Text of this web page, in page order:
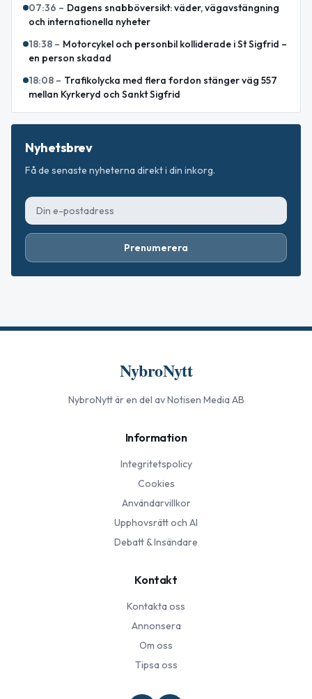
07:36 – Dagens snabböversikt: väder, vägavstängning
och internationella nyheter
18:38 – Motorcykel och personbil kolliderade i St Sigfrid –
en person skadad
18:08 – Trafikolycka med flera fordon stänger väg 557
mellan Kyrkeryd och Sankt Sigfrid
Nyhetsbrev
Få de senaste nyheterna direkt i din inkorg.
Prenumerera
NybroNytt
NybroNyttär en del av Notisen Media AB
Information
Integritetspolicy
Cookies
Användarvillkor
Upphovsrätt och AI
Debatt & Insändare
Kontakt
Kontakta oss
Annonsera
Om oss
Tipsa oss